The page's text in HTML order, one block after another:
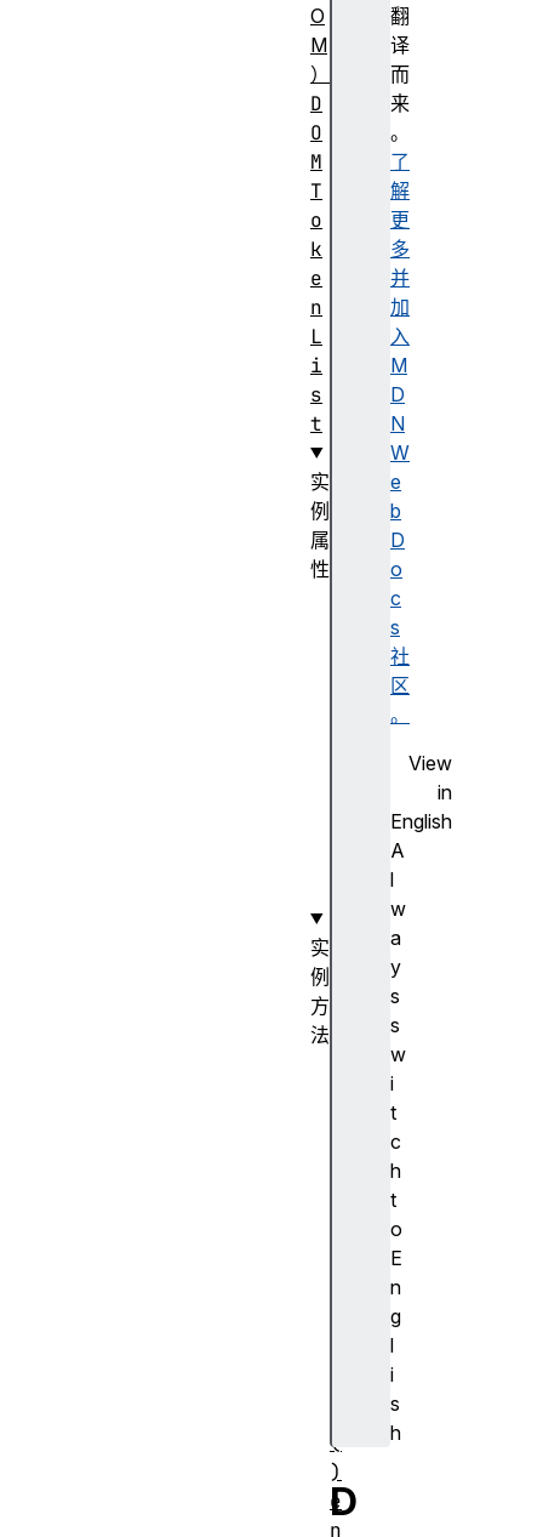
翻
译
而
来
。
了
解
更
多
并
加
入
M
D
N
W
e
b
D
o
c
s
社
区
。
View
in
English
A
l
w
a
y
s
s
w
i
t
c
h
t
o
E
n
g
l
i
s
h
D
O
M
）
D
O
M
T
o
k
e
n
L
i
s
t
实
例
属
性
实
例
方
法
(
)
e
n